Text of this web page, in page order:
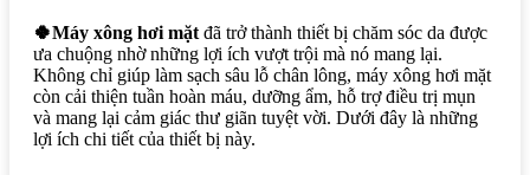
🍀Máy xông hơi mặtđã trở thành thiết bị chăm sóc da được
ưa chuộng nhờ những lợi ích vượt trội mà nó mang lại.
Không chỉ giúp làm sạch sâu lỗ chân lông, máy xông hơi mặt
còn cải thiện tuần hoàn máu, dưỡng ẩm, hỗ trợ điều trị mụn
và mang lại cảm giác thư giãn tuyệt vời. Dưới đây là những
lợi ích chi tiết của thiết bị này.